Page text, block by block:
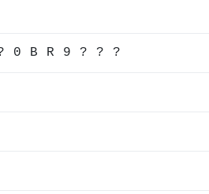
0 B R 9 ? ? ?